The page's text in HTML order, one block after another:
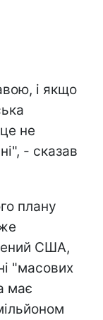
і якщо
не
- сказав
плану
США,
"масових
має